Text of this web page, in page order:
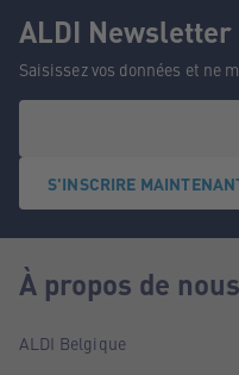
ALDI Newsletter
Saisissez vos données et ne
S'INSCRIRE
À propos de nous
ALDI Belgique